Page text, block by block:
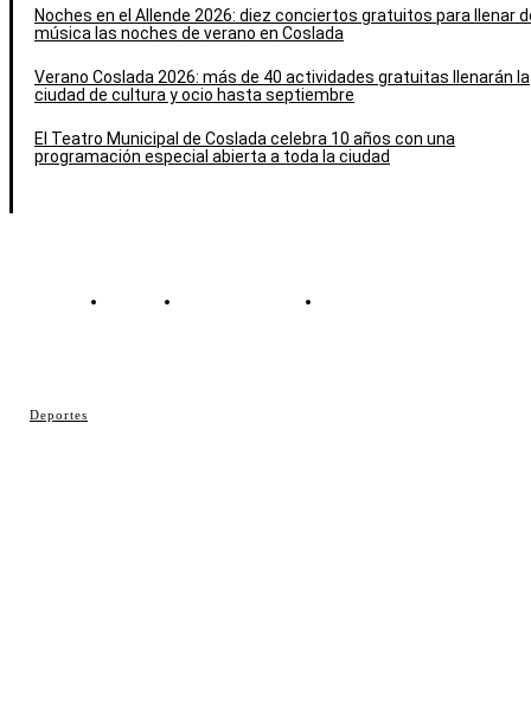
Deportes
Noches en el Allende 2026: diez conciertos gratuitos para llenar
música las noches de verano en Coslada
Verano Coslada 2026: más de 40 actividades gratuitas llenarán la
ciudad de cultura y ocio hasta septiembre
El Teatro Municipal de Coslada celebra 10 años con una
programación especial abierta a toda la ciudad
Contacto Política de cookies